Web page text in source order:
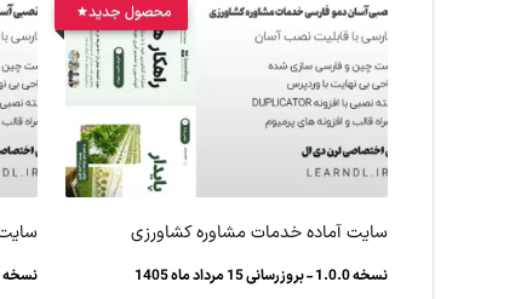
محصول جدید
سایت آماده خدمات مشاوره کشاورزی
نسخه 1.0.0 - بروزرسانی 15 مرداد ماه 1405 نسخه 1.0.0 - بروزرسانی 12 مرداد ماه 1405